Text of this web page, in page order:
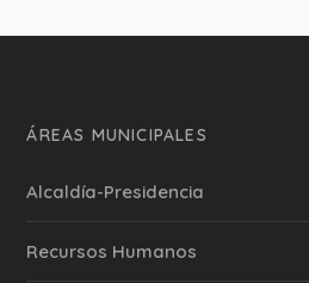
ÁREAS MUNICIPALES
Alcaldía-Presidencia
Recursos Humanos